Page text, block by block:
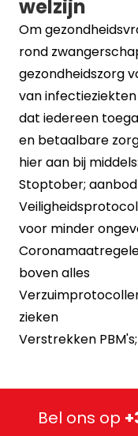
welzijn
Om
rond
gezondheidszorg
van
dat iedereen
en betaalbare
hier aan bij middels:
Stoptober;
voor minder
boven alles
zieken
Verstrekken
Bel ons op